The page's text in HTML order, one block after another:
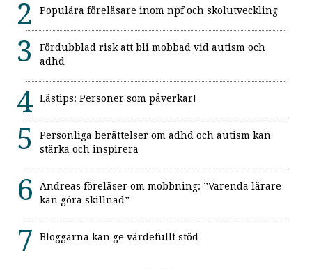
Populära föreläsare inom npf och skolutveckling
Fördubblad risk att bli mobbad vid autism och
adhd
Lästips: Personer som påverkar!
Personliga berättelser om adhd och autism kan
stärka och inspirera
Andreas föreläser om mobbning: ”Varenda lärare
kan göra skillnad”
Bloggarna kan ge värdefullt stöd